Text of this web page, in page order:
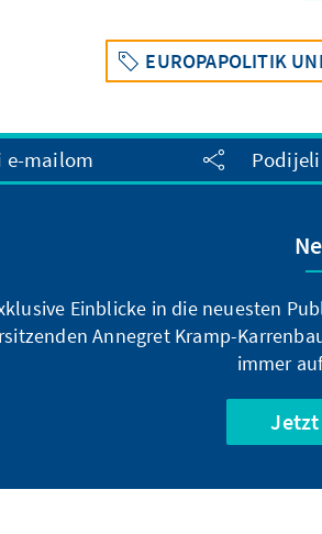
EUROPAPOLITIK
e-mailom Podijeli
Einblicke in die neuesten
Annegret Kramp-
immer